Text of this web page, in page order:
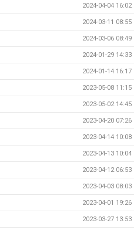
2024-04-04 16:02
2024-03-11 08:55
2024-03-06 08:49
2024-01-29 14:33
2024-01-14 16:17
2023-05-08 11:15
2023-05-02 14:45
2023-04-20 07:26
2023-04-14 10:08
2023-04-13 10:04
2023-04-12 06:53
2023-04-03 08:03
2023-04-01 19:26
2023-03-27 13:53